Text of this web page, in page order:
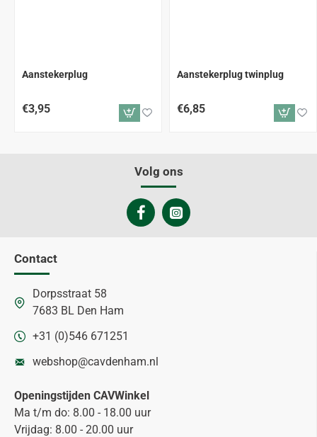
Aanstekerplug
€3,95
Aanstekerplug twinplug
€6,85
Volg ons
Contact
Dorpsstraat 58
7683 BL Den Ham
+31 (0)546 671251
webshop@cavdenham.nl
Openingstijden CAVWinkel
Ma t/m do: 8.00 - 18.00 uur
Vrijdag: 8.00 - 20.00 uur